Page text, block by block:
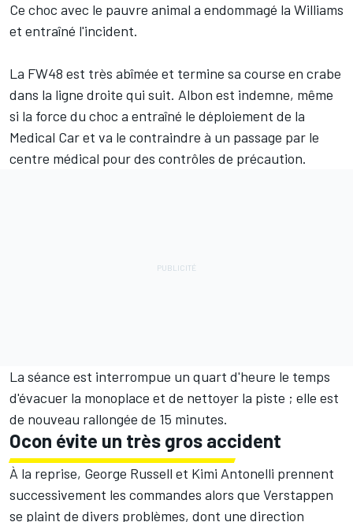
Ce choc avec le pauvre animal a endommagé la Williams
et entraîné l'incident.
La FW48 est très abîmée et termine sa course en crabe
dans la ligne droite qui suit. Albon est indemne, même
si la force du choc a entraîné le déploiement de la
Medical Car et va le contraindre à un passage par le
centre médical pour des contrôles de précaution.
La séance est interrompue un quart d'heure le temps
d'évacuer la monoplace et de nettoyer la piste ; elle est
de nouveau rallongée de 15 minutes.
Ocon évite un très gros accident
À la reprise, George Russell et Kimi Antonelli prennent
successivement les commandes alors que Verstappen
se plaint de divers problèmes, dont une direction